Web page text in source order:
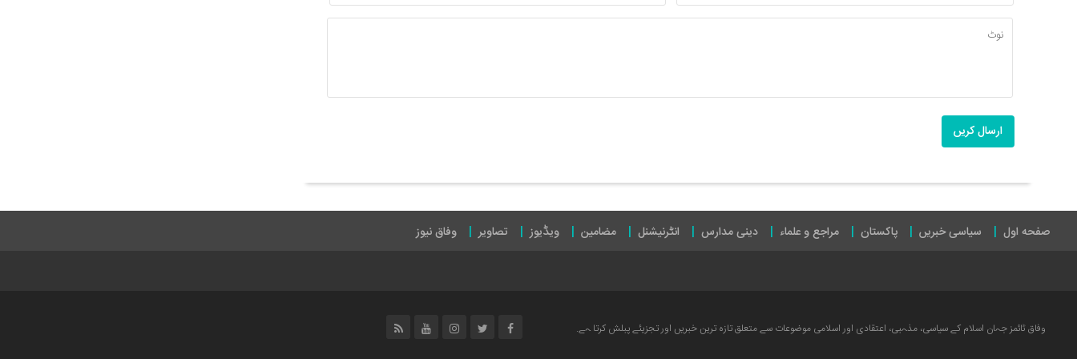
ارسال کریں
صفحه اول سیاسی خبریں پاکستان مراجع و علماء دینی مدارس انٹرنیشنل مضامین ویڈیوز تصاویر وفاق نیوز
وفاق ٹائمز جہان اسلام کے سیاسی، مذہبی، اعتقادی اور اسلامی موضوعات سے متعلق تازہ ترین خبریں اور تجزیئے پبلش کرتا ہے.